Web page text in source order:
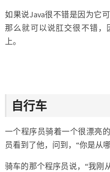
如果说Java很不错是因为它
那么就可以说肛交很不错，
上。
自行车
一个程序员骑着一个很漂亮
员看到了他，问到，“你是从
骑车的那个程序员说，“我刚